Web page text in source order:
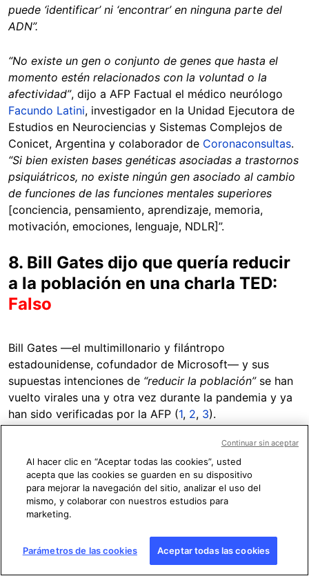
puede ‘identificar’ ni ‘encontrar’ en ninguna parte del
ADN”.
“No existe un gen o conjunto de genes que hasta el
momento estén relacionados con la voluntad o la
afectividad”, dijo a AFP Factual el médico neurólogo
Facundo Latini, investigador en la Unidad Ejecutora de
Estudios en Neurociencias y Sistemas Complejos de
Conicet, Argentina y colaborador de Coronaconsultas.
“Si bien existen bases genéticas asociadas a trastornos
psiquiátricos, no existe ningún gen asociado al cambio
de funciones de las funciones mentales superiores
[conciencia, pensamiento, aprendizaje, memoria,
motivación, emociones, lenguaje, NDLR]”.
8. Bill Gates dijo que quería reducir
a la población en una charla TED:
Falso
Bill Gates —el multimillonario y filántropo
estadounidense, cofundador de Microsoft— y sus
supuestas intenciones de “reducir la población” se han
vuelto virales una y otra vez durante la pandemia y ya
han sido verificadas por la AFP (1, 2, 3).
las palabras
expresadas por Gates en el minuto 4:30 de la
conferencia de 2010 “Innovating to zero”, en la que se
refirió a las alternativas para reducir la emisión de CO2
en el mundo. Gates no habló de
demográfico.
Al hacer clic en “Aceptar todas las cookies”, usted
acepta que las cookies se guarden en su dispositivo
para mejorar la navegación del sitio, analizar el uso del
mismo, y colaborar con nuestros estudios para
marketing.
Parámetros de las cookies Aceptar todas las cookies
Continuar sin aceptar